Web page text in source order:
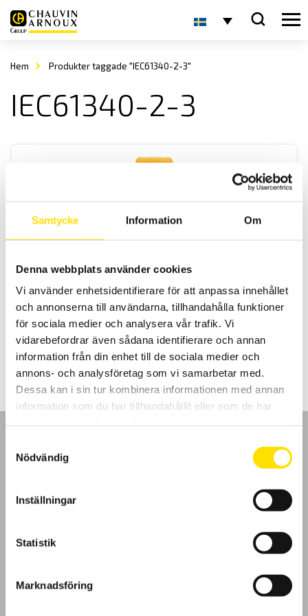
Samtycke Information Om
Denna webbplats använder cookies
Vi använder enhetsidentifierare för att anpassa innehållet
och annonserna till användarna, tillhandahålla funktioner
för sociala medier och analysera vår trafik. Vi
vidarebefordrar även sådana identifierare och annan
information från din enhet till de sociala medier och
annons- och analysföretag som vi samarbetar med.
Dessa kan i sin tur kombinera informationen med annan
information som du har tillhandahållit eller som de har
Nödvändig
Inställningar
Statistik
Marknadsföring
Hem Produkter taggade "IEC61340-2-3"
IEC61340-2-3
Isolationsprovare med analog och digital display för enkel
som känslig elektronik. Alla har säkerhetskategori enligt IV 600 V.
Förbindelsetest med 20 eller 200 mA ström för att kontrollera
skyddsledarens kontinuitet.
9,795.00kr–10,495.00krPrisintervall:
9,795.00 kr
till
10,495.00 kr
LÄS MER